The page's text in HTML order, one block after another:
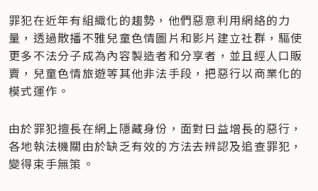
罪犯在近年有組織化的趨勢，他們惡意利用網絡的力
量，透過散播不雅兒童色情圖片和影片建立社群，驅使
更多不法分子成為內容製造者和分享者，並且經人口販
賣，兒童色情旅遊等其他非法手段，把惡行以商業化的
模式運作。
由於罪犯擅長在網上隱藏身份，面對日益增長的惡行，
各地執法機關由於缺乏有效的方法去辨認及追查罪犯，
變得束手無策。